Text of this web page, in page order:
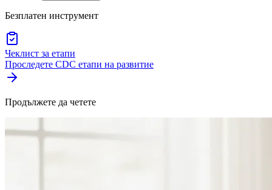
Безплатен инструмент
Чеклист за етапи
Проследете CDC етапи на развитие
Продължете да четете